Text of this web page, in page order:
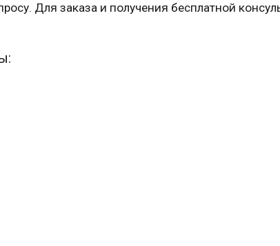
Для заказа и получения бесплатной